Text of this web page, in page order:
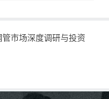
管市场深度调研与投资